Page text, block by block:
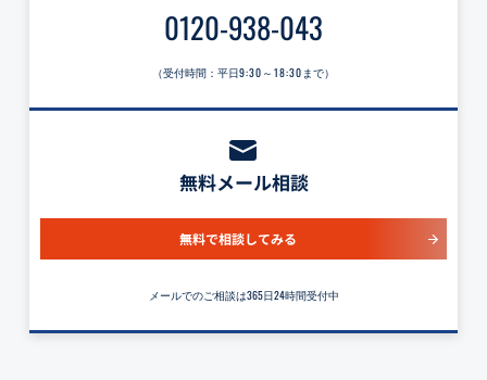
0120-938-043
（受付時間：平日9:30～18:30 まで）
無料メール相談
無料で相談してみる
メールでのご相談は365日24時間受付中